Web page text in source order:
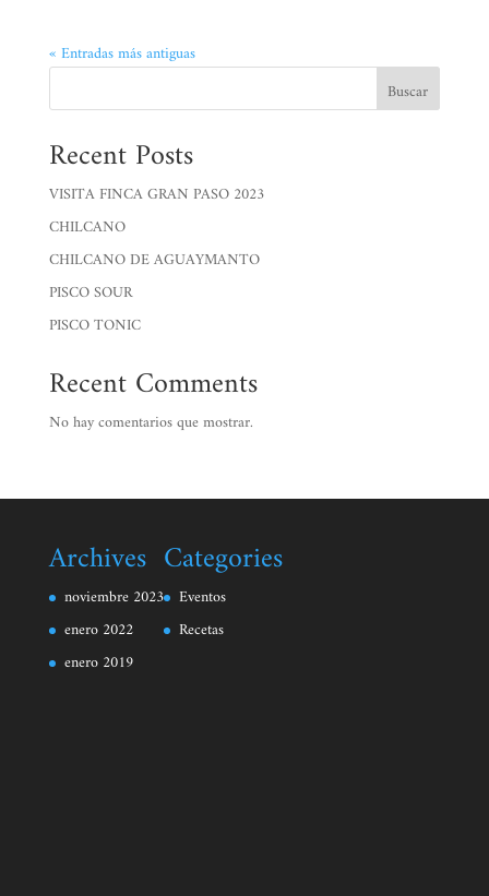
« Entradas más antiguas
Buscar
Recent Posts
VISITA FINCA GRAN PASO 2023
CHILCANO
CHILCANO DE AGUAYMANTO
PISCO SOUR
PISCO TONIC
Recent Comments
No hay comentarios que mostrar.
Archives
noviembre 2023
enero 2022
enero 2019
Categories
Eventos
Recetas